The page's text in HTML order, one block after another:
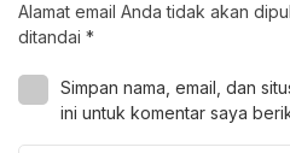
Alamat email Anda tidak akan
ditandai *
Simpan nama, email, dan
ini untuk komentar saya